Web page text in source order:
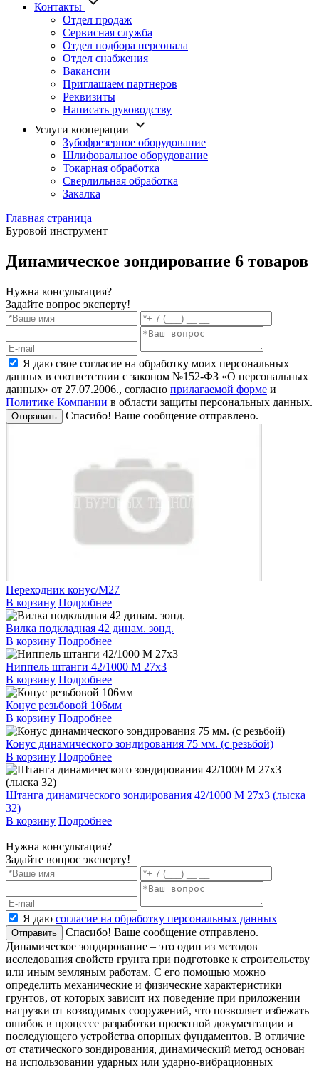
Контакты
Отдел продаж
Сервисная служба
Отдел подбора персонала
Отдел снабжения
Вакансии
Приглашаем партнеров
Реквизиты
Написать руководству
Услуги кооперации
Зубофрезерное оборудование
Шлифовальное оборудование
Токарная обработка
Cверлильная обработка
Закалка
Главная страница
Буровой инструмент
Динамическое зондирование 6 товаров
Нужна консультация?
Задайте вопрос эксперту!
Я даю свое согласие на обработку моих персональных
данных в соответствии с законом №152-ФЗ «О персональных
данных» от 27.07.2006., согласно прилагаемой форме и
Политике Компании в области защиты персональных данных.
Отправить Спасибо! Ваше сообщение отправлено.
Переходник конус/М27
В корзину Подробнее
Вилка подкладная 42 динам. зонд.
В корзину Подробнее
Ниппель штанги 42/1000 М 27х3
В корзину Подробнее
Конус резьбовой 106мм
В корзину Подробнее
Конус динамического зондирования 75 мм. (с резьбой)
В корзину Подробнее
Штанга динамического зондирования 42/1000 М 27х3 (лыска
32)
В корзину Подробнее
Нужна консультация?
Задайте вопрос эксперту!
Я даю согласие на обработку персональных данных
Отправить
Спасибо! Ваше сообщение отправлено.
Динамическое зондирование – это один из методов
исследования свойств грунта при подготовке к строительству
или иным земляным работам. С его помощью можно
определить механические и физические характеристики
грунтов, от которых зависит их поведение при приложении
нагрузки от возводимых сооружений, что позволяет избежать
ошибок в процессе разработки проектной документации и
последующего устройства опорных фундаментов. В отличие
от статического зондирования, динамический метод основан
на использовании ударных или ударно-вибрационных